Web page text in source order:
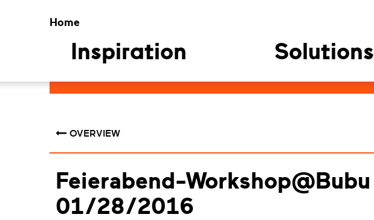
Home
Inspiration Solutions
OVERVIEW
Feierabend-Workshop@Bubu
01/28/2016